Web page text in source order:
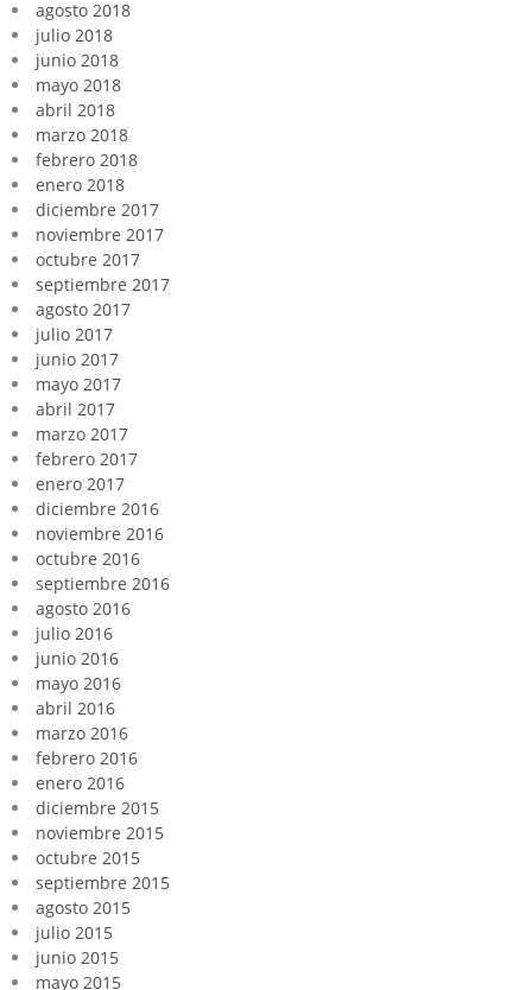
agosto 2018
julio 2018
junio 2018
mayo 2018
abril 2018
marzo 2018
febrero 2018
enero 2018
diciembre 2017
noviembre 2017
octubre 2017
septiembre 2017
agosto 2017
julio 2017
junio 2017
mayo 2017
abril 2017
marzo 2017
febrero 2017
enero 2017
diciembre 2016
noviembre 2016
octubre 2016
septiembre 2016
agosto 2016
julio 2016
junio 2016
mayo 2016
abril 2016
marzo 2016
febrero 2016
enero 2016
diciembre 2015
noviembre 2015
octubre 2015
septiembre 2015
agosto 2015
julio 2015
junio 2015
mayo 2015